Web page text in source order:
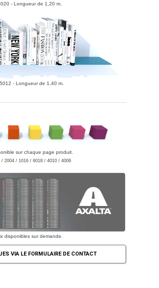
- Longueur de 1,20 m.
- Longueur de 1,40 m.
sur chaque page produit.
2004 / 1016 / 6018 / 4010 / 4006
disponibles sur demande.
VIA LE FORMULAIRE DE CONTACT